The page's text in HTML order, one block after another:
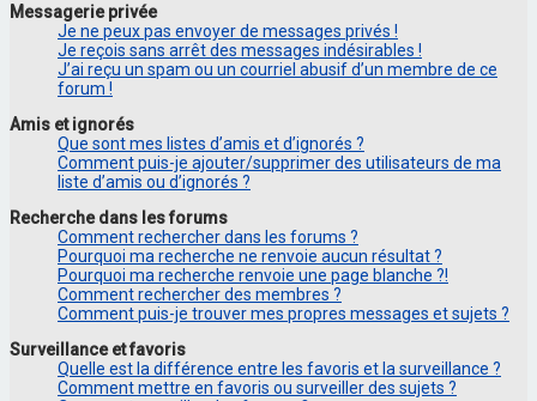
Messagerie privée
Je ne peux pas envoyer de messages privés !
Je reçois sans arrêt des messages indésirables !
J’ai reçu un spam ou un courriel abusif d’un membre de ce
forum !
Amis et ignorés
Que sont mes listes d’amis et d’ignorés ?
Comment puis-je ajouter/supprimer des utilisateurs de ma
liste d’amis ou d’ignorés ?
Recherche dans les forums
Comment rechercher dans les forums ?
Pourquoi ma recherche ne renvoie aucun résultat ?
Pourquoi ma recherche renvoie une page blanche ?!
Comment rechercher des membres ?
Comment puis-je trouver mes propres messages et sujets ?
Surveillance et favoris
Quelle est la différence entre les favoris et la surveillance ?
Comment mettre en favoris ou surveiller des sujets ?